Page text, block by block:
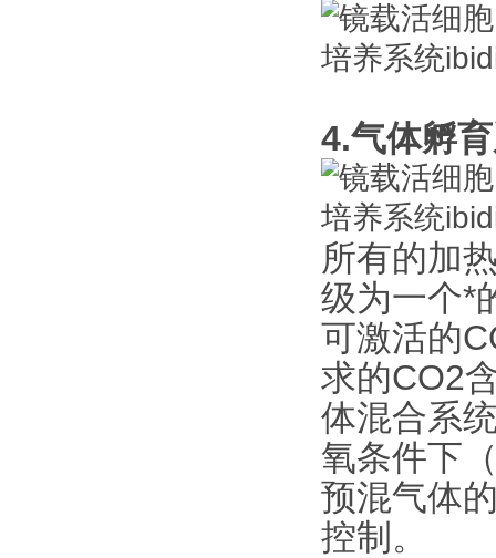
4.气体孵
所有的加
级为一个*
可激活的
求的CO2
体混合系
氧条件下
预混气体
控制。